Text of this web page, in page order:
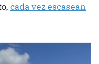
cada vez escasean